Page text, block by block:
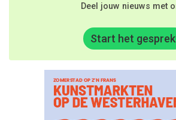
Deel jouw nieuws met
Start het